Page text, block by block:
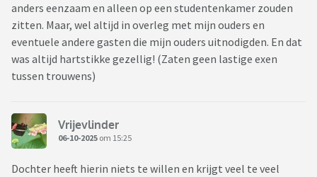
anders eenzaam en alleen op een studentenkamer zouden
zitten. Maar, wel altijd in overleg met mijn ouders en
eventuele andere gasten die mijn ouders uitnodigden. En dat
was altijd hartstikke gezellig! (Zaten geen lastige exen
tussen trouwens)
Vrijevlinder
06-10-2025 om 15:25
Dochter heeft hierin niets te willen en krijgt veel te veel